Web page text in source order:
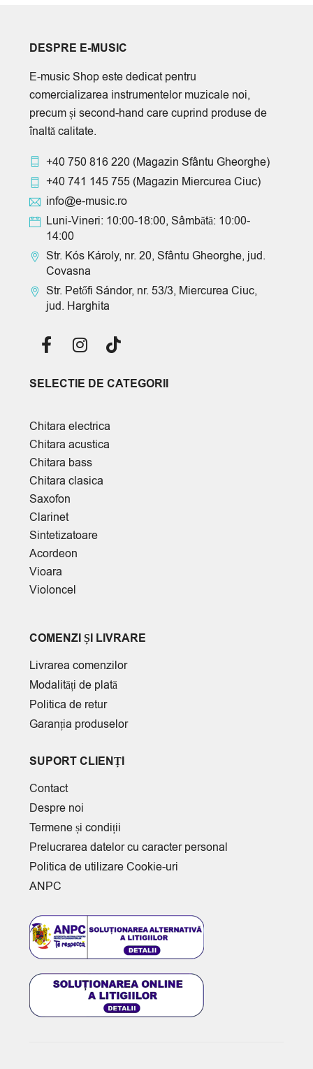
DESPRE E-MUSIC
E-music Shop este dedicat pentru
comercializarea instrumentelor muzicale noi,
precum și second-hand care cuprind produse de
înaltă calitate.
+40 750 816 220 (Magazin Sfântu Gheorghe)
+40 741 145 755 (Magazin Miercurea Ciuc)
info@e-music.ro
Luni-Vineri: 10:00-18:00, Sâmbătă: 10:00-
14:00
Str. Kós Károly, nr. 20, Sfântu Gheorghe, jud.
Covasna
Str. Petőfi Sándor, nr. 53/3, Miercurea Ciuc,
jud. Harghita
SELECTIE DE CATEGORII
Chitara electrica
Chitara acustica
Chitara bass
Chitara clasica
Saxofon
Clarinet
Sintetizatoare
Acordeon
Vioara
Violoncel
COMENZI ȘI LIVRARE
Livrarea comenzilor
Modalități de plată
Politica de retur
Garanția produselor
SUPORT CLIENȚI
Contact
Despre noi
Termene și condiții
Prelucrarea datelor cu caracter personal
Politica de utilizare Cookie-uri
ANPC